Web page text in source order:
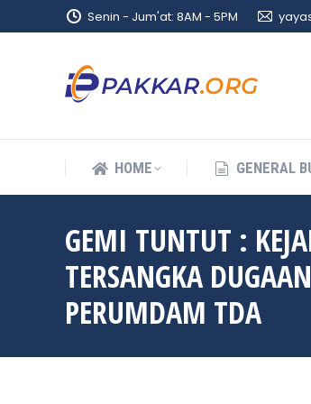
Senin - Jum'at: 8AM - 5PM
HOME GENERAL
GEMI TUNTUT :
TERSANGKA
PERUMDAM TDA
HOME GENERAL